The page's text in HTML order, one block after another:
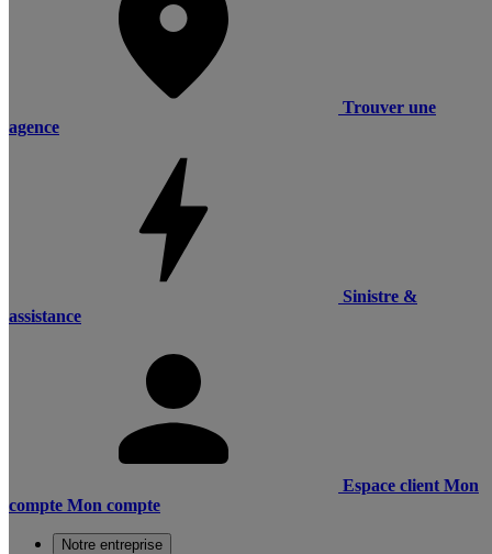
Trouver une
agence
Sinistre &
assistance
Espace client Mon
compte Mon compte
Notre entreprise